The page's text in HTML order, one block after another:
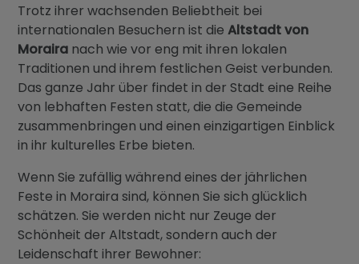
Trotz ihrer wachsenden Beliebtheit bei
internationalen Besuchern ist dieAltstadt von
Moraira nach wie vor eng mit ihren lokalen
Traditionen und ihrem festlichen Geist verbunden.
Das ganze Jahr über findet in der Stadt eine Reihe
von lebhaften Festen statt, die die Gemeinde
zusammenbringen und einen einzigartigen Einblick
in ihr kulturelles Erbe bieten.
Wenn Sie zufällig während eines der jährlichen
Feste in Moraira sind, können Sie sich glücklich
schätzen. Sie werden nicht nur Zeuge der
Schönheit der Altstadt, sondern auch der
Leidenschaft ihrer Bewohner: